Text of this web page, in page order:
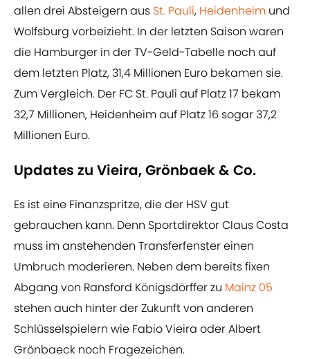
allen drei Absteigern aus St. Pauli, Heidenheim und
Wolfsburg vorbeizieht. In der letzten Saison waren
die Hamburger in der TV-Geld-Tabelle noch auf
dem letzten Platz, 31,4 Millionen Euro bekamen sie.
Zum Vergleich. Der FC St. Pauli auf Platz 17 bekam
32,7 Millionen, Heidenheim auf Platz 16 sogar 37,2
Millionen Euro.
Updates zu Vieira, Grönbaek & Co.
Es ist eine Finanzspritze, die der HSV gut
gebrauchen kann. Denn Sportdirektor Claus Costa
muss im anstehenden Transferfenster einen
Umbruch moderieren. Neben dem bereits fixen
Abgang von Ransford Königsdörffer zu Mainz 05
stehen auch hinter der Zukunft von anderen
Schlüsselspielern wie Fabio Vieira oder Albert
Grönbaeck noch Fragezeichen.